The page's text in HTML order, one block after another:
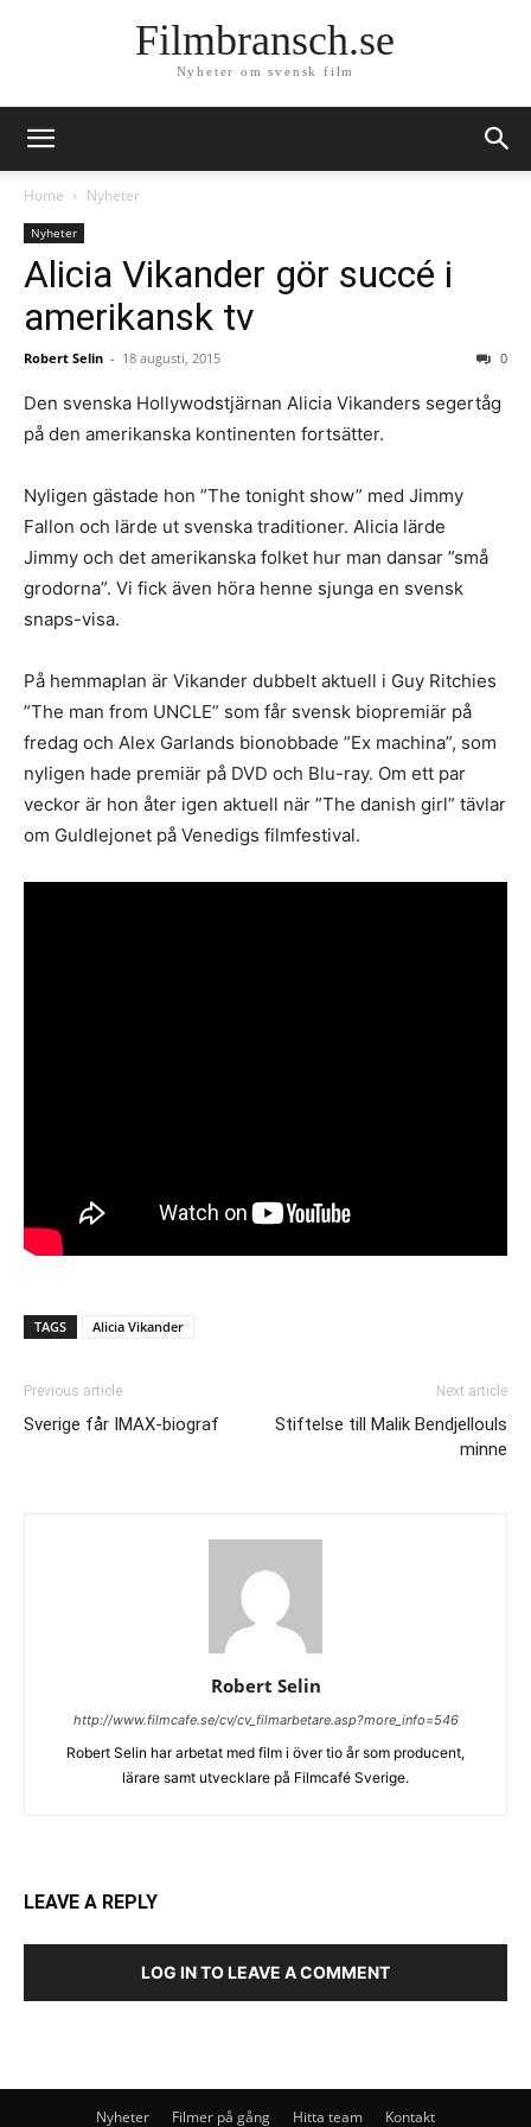
Filmbransch.se
Nyheter om svensk film
Home Nyheter
Nyheter
Alicia Vikander gör succé i
amerikansk tv
Robert Selin - 18 augusti, 2015 0
Den svenska Hollywodstjärnan Alicia Vikanders segertåg
på den amerikanska kontinenten fortsätter.
Nyligen gästade hon ”The tonight show” med Jimmy
Fallon och lärde ut svenska traditioner. Alicia lärde
Jimmy och det amerikanska folket hur man dansar ”små
grodorna”. Vi fick även höra henne sjunga en svensk
snaps-visa.
På hemmaplan är Vikander dubbelt aktuell i Guy Ritchies
”The man from UNCLE” som får svensk biopremiär på
fredag och Alex Garlands bionobbade ”Ex machina”, som
nyligen hade premiär på DVD och Blu-ray. Om ett par
veckor är hon åter igen aktuell när ”The danish girl” tävlar
om Guldlejonet på Venedigs filmfestival.
TAGS Alicia Vikander
Previous article
Sverige får IMAX-biograf
Next article
Stiftelse till Malik Bendjellouls
minne
Robert Selin
http://www.filmcafe.se/cv/cv_filmarbetare.asp?more_info=546
Robert Selin har arbetat med film i över tio år som producent,
lärare samt utvecklare på Filmcafé Sverige.
LEAVE A REPLY
LOG IN TO LEAVE A COMMENT
Nyheter Filmer på gång Hitta team Kontakt